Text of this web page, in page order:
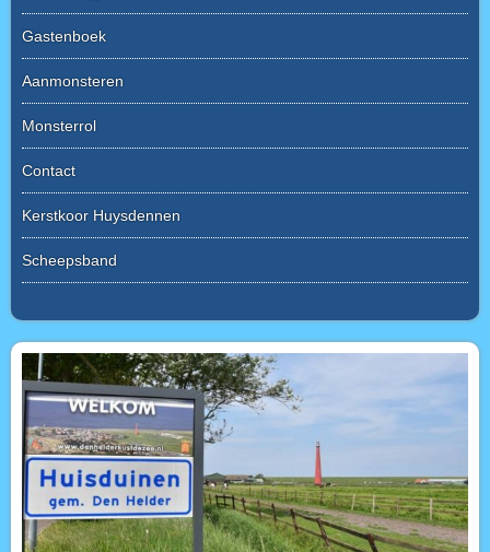
Gastenboek
Aanmonsteren
Monsterrol
Contact
Kerstkoor Huysdennen
Scheepsband